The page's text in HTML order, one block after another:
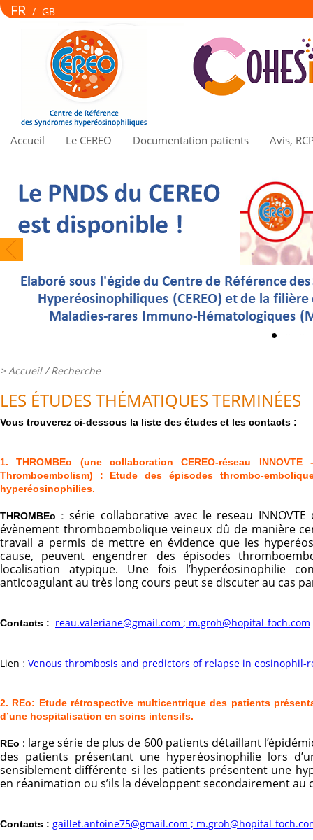
FR / GB
Accueil Le CEREO Documentation patients Avis,
>Accueil/ Recherche
LES ÉTUDES THÉMATIQUES TERMINÉES
Vous trouverez ci-dessous la liste des études et les contacts :
1. THROMBEo (une collaboration CEREO-réseau
Thromboembolism) : Etude des épisodes thrombo-
hyperéosinophilies.
THROMBEo :série collaborative avec le reseau
évènement thromboembolique veineux dû de manière
travail a permis de mettre en évidence que les
cause, peuvent engendrer des épisodes
localisation atypique. Une fois l’hyperéosinophilie
anticoagulant au très long cours peut se discuter au cas
Contacts : reau.valeriane@gmail.com ; m.groh@hopital-foch.com
Lien : Venous thrombosis and predictors of relapse in eosinophil-
2. REo: Etude rétrospective multicentrique des patients
d’une hospitalisation en soins intensifs.
REo : large série de plus de 600 patients détaillant
des patients présentant une hyperéosinophilie lors
sensiblement différente si les patients présentent une
en réanimation ou s’ils la développent secondairement au
Contacts : gaillet.antoine75@gmail.com ; m.groh@hopital-